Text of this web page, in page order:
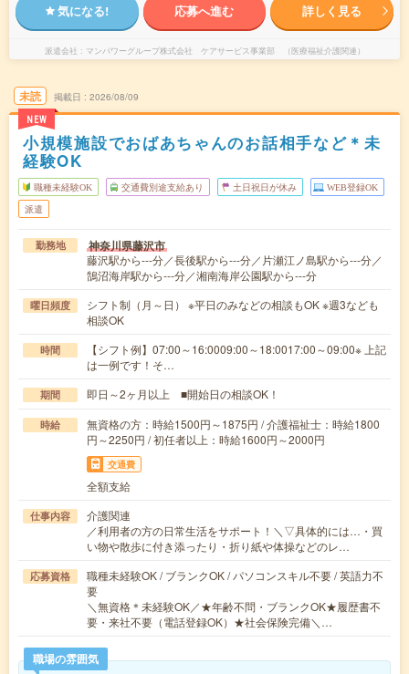
気になる! 応募へ進む 詳しく見る
派遣会社 マンパワーグループ株式会社 ケアサービス事業部 （医療福祉介護関連）
未読
NEW
掲載日 2026/08/09
小規模施設でおばあちゃんのお話相手など＊未
経験OK
職種未経験OK 交通費別途支給あり 土日祝日が休み WEB登録OK
派遣
勤務地 神奈川県藤沢市
藤沢駅から---分／長後駅から---分／片瀬江ノ島駅から---分／
鵠沼海岸駅から---分／湘南海岸公園駅から---分
曜日頻度
シフト制（月～日） ※平日のみなどの相談もOK ※週3なども
相談OK
時間
【シフト例】07:00～16:0009:00～18:0017:00～09:00※ 上記
は一例です！そ…
期間 即日～2ヶ月以上 ■開始日の相談OK！
時給
無資格の方：時給1500円～1875円 / 介護福祉士：時給1800
円～2250円 / 初任者以上：時給1600円～2000円
交通費
全額支給
仕事内容
介護関連
／利用者の方の日常生活をサポート！＼▽具体的には…・買
い物や散歩に付き添ったり・折り紙や体操などのレ…
応募資格
職種未経験OK / ブランクOK / パソコンスキル不要 / 英語力不
要
＼無資格＊未経験OK／★年齢不問・ブランクOK★履歴書不
要・来社不要（電話登録OK）★社会保険完備＼…
職場の雰囲気